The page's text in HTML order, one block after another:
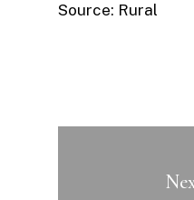
Source: Rural